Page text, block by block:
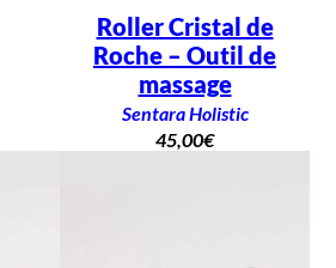
Roller Cristal de
Roche – Outil de
massage
Sentara Holistic
45,00€